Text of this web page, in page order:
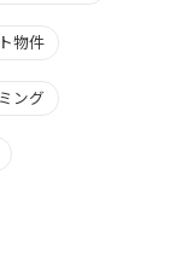
物件
ング